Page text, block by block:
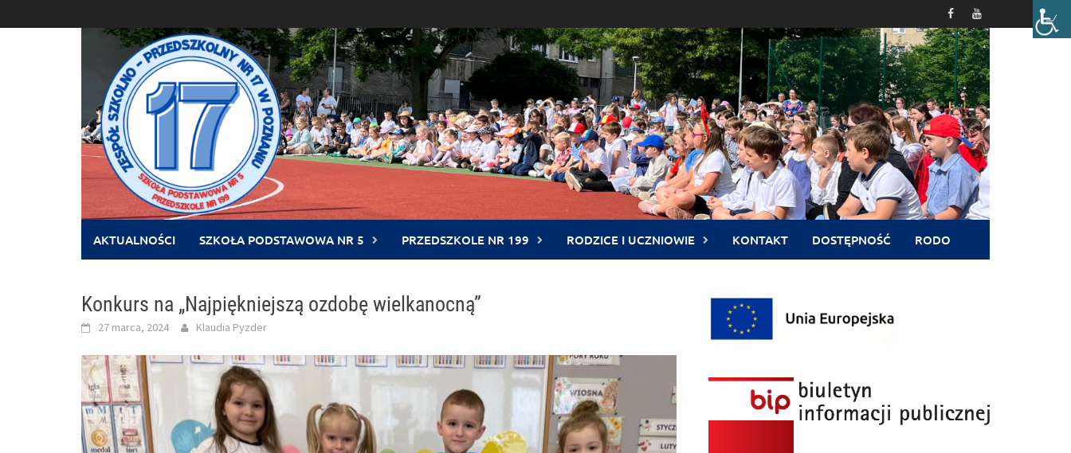
to
AKTUALNOŚCI SZKOŁA PODSTAWOWA NR 5 PRZEDSZKOLE NR 199 RODZICE I UCZNIOWIE KONTAKT DOSTĘPNOŚĆ RODO
Konkurs na „Najpiękniejszą ozdobę wielkanocną”
27 marca, 2024 Klaudia Pyzder